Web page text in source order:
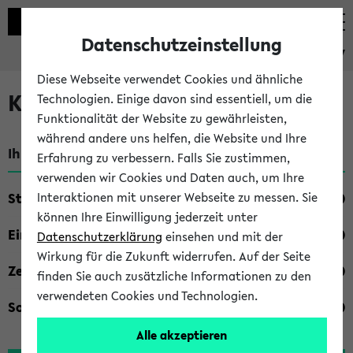
eKVV
Kombisuche im eKVV
Ihre Suchkriterien:
Studienfach
Einrichtung
Zeiten
Sonstiges
Datenschutzeinstellung
Diese Webseite verwendet Cookies und ähnliche
Technologien. Einige davon sind essentiell, um die
Funktionalität der Website zu gewährleisten,
während andere uns helfen, die Website und Ihre
Erfahrung zu verbessern. Falls Sie zustimmen,
verwenden wir Cookies und Daten auch, um Ihre
Interaktionen mit unserer Webseite zu messen. Sie
können Ihre Einwilligung jederzeit unter
Datenschutzerklärung einsehen und mit der
Wirkung für die Zukunft widerrufen. Auf der Seite
finden Sie auch zusätzliche Informationen zu den
verwendeten Cookies und Technologien.
Alle akzeptieren